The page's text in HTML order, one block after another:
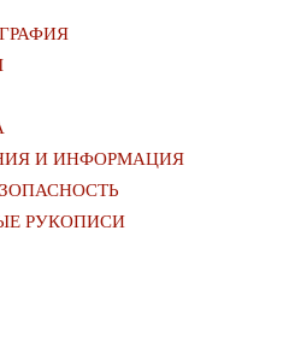
И ИНФОРМАЦИЯ
РУКОПИСИ